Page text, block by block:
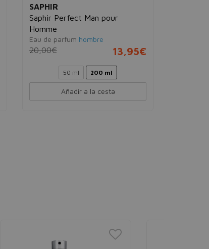
SAPHIR
Saphir Perfect Man pour
Homme
Eau de parfum hombre
20,00€ 13,95€
50 ml 200 ml
Añadir a la cesta